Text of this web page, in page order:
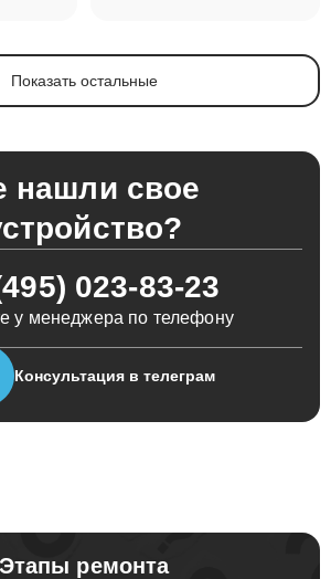
Показать остальные
нашли свое
023-83-23
у менеджера по телефону
Консультация в телеграм
Этапы ремонта